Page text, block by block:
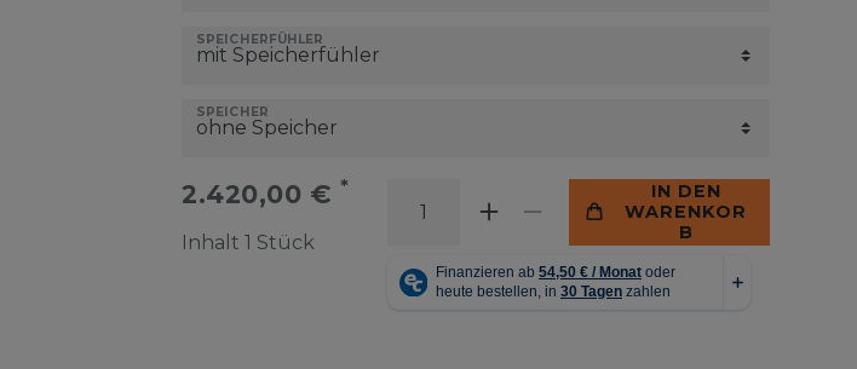
SPEICHERFÜHLER
SPEICHER
2.420,00 € *
Inhalt 1 Stück
IN DEN
WARENKOR
B